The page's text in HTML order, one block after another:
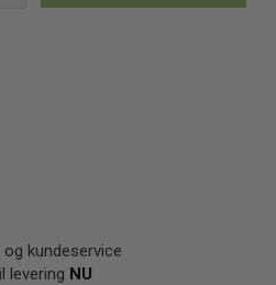
kundeservice
levering NU